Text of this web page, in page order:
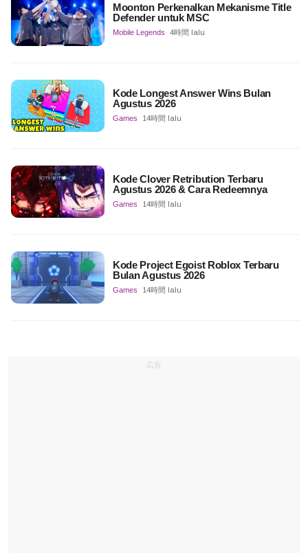
Moonton Perkenalkan Mekanisme Title
Defender untuk MSC
Mobile Legends 4時間 lalu
Kode Longest Answer Wins Bulan
Agustus 2026
Games 14時間 lalu
Kode Clover Retribution Terbaru
Agustus 2026 & Cara Redeemnya
Games 14時間 lalu
Kode Project Egoist Roblox Terbaru
Bulan Agustus 2026
Games 14時間 lalu
広告